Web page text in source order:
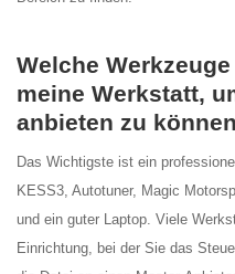
Welche
meine Werkstatt,
anbieten zu
Das Wichtigste ist ein
KESS3, Autotuner, Magic
und ein guter Laptop. Viele
Einrichtung, bei der Sie das